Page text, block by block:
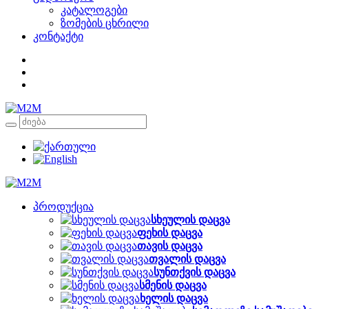
კატალოგები
ზომების ცხრილი
კონტაქტი
პროდუქცია
სხეულის დაცვა
ფეხის დაცვა
თავის დაცვა
თვალის დაცვა
სუნთქვის დაცვა
სმენის დაცვა
ხელის დაცვა